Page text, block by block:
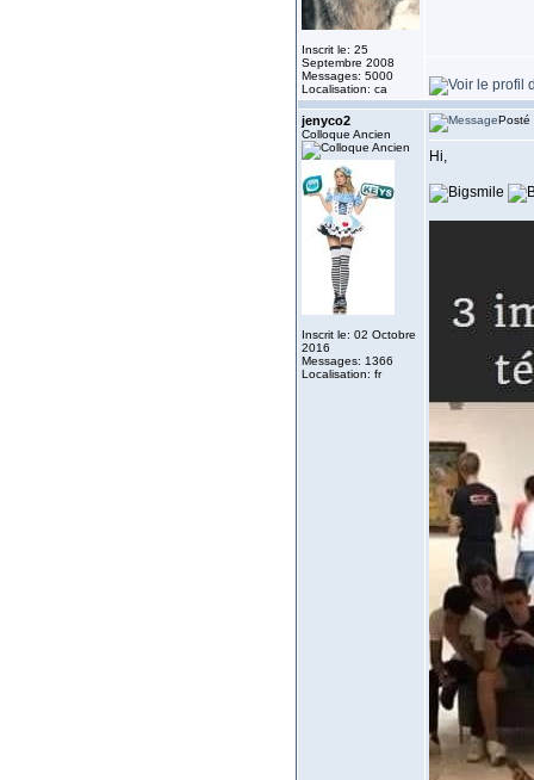
Inscrit le: 25
Septembre 2008
Messages: 5000
Localisation: ca
jenyco2
Colloque Ancien
Inscrit le: 02 Octobre
2016
Messages: 1366
Localisation: fr
Posté
Hi,